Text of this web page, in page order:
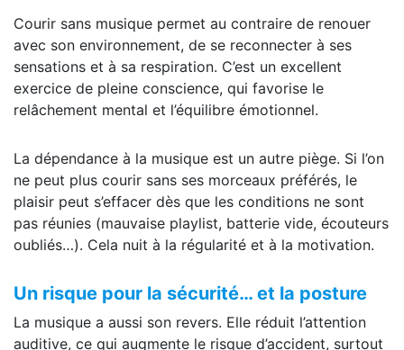
Courir sans musique permet au contraire de renouer
avec son environnement, de se reconnecter à ses
sensations et à sa respiration. C’est un excellent
exercice de pleine conscience, qui favorise le
relâchement mental et l’équilibre émotionnel.
La dépendance à la musique est un autre piège. Si l’on
ne peut plus courir sans ses morceaux préférés, le
plaisir peut s’effacer dès que les conditions ne sont
pas réunies (mauvaise playlist, batterie vide, écouteurs
oubliés…). Cela nuit à la régularité et à la motivation.
Un risque pour la sécurité… et la posture
La musique a aussi son revers. Elle réduit l’attention
auditive, ce qui augmente le risque d’accident, surtout